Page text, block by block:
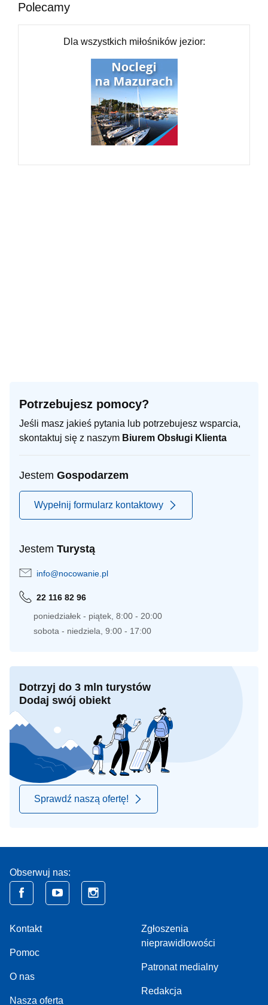
Polecamy
Dla wszystkich miłośników jezior:
Potrzebujesz pomocy?
Jeśli masz jakieś pytania lub potrzebujesz wsparcia,
skontaktuj się z naszym Biurem Obsługi Klienta
Jestem Gospodarzem
Wypełnij formularz kontaktowy
Jestem Turystą
info@nocowanie.pl
22 116 82 96
poniedziałek - piątek, 8:00 - 20:00
sobota - niedziela, 9:00 - 17:00
Dotrzyj do 3 mln turystów
Dodaj swój obiekt
Sprawdź naszą ofertę!
Obserwuj nas:
Kontakt
Pomoc
O nas
Nasza oferta
Zgłoszenia
nieprawidłowości
Patronat medialny
Redakcja